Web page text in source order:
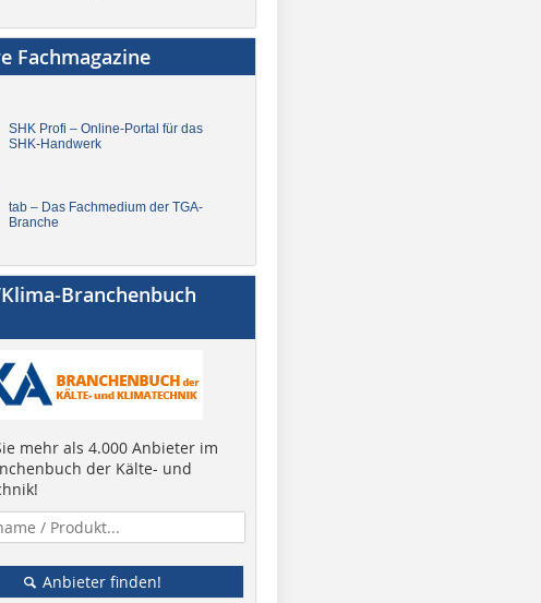
Fachmagazine
SHK Profi – Online-Portal für das
SHK-Handwerk
tab – Das Fachmedium der TGA-
Branche
Branchenbuch
mehr als 4.000 Anbieter im
der Kälte- und
Anbieter finden!